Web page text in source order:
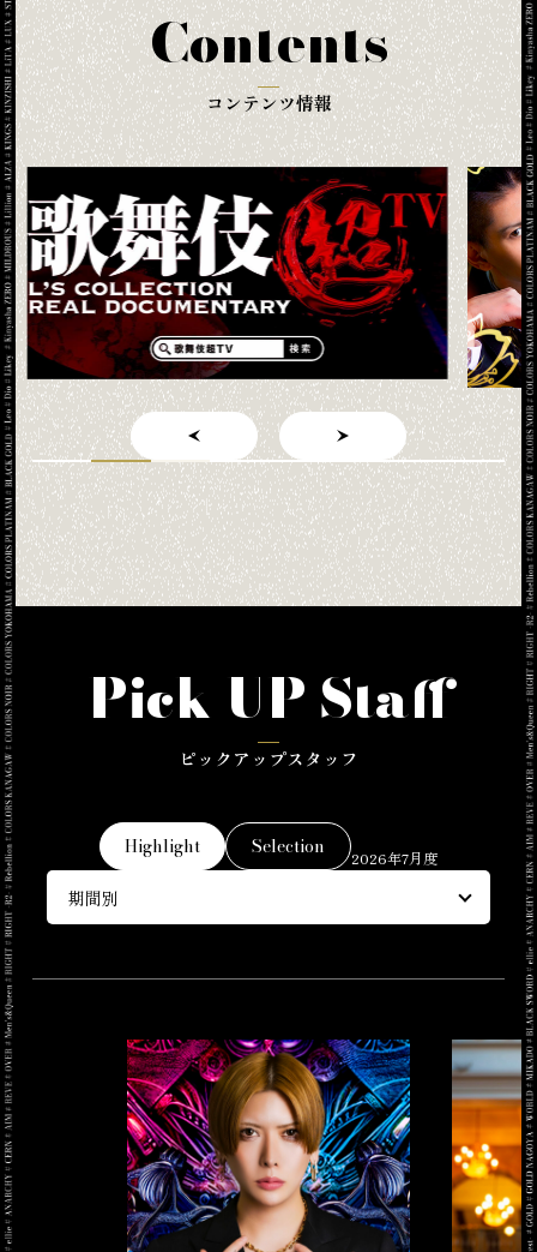
Contents
コンテンツ情報
Pick UP Staff
ピックアップスタッフ
Highlight Selection 2026年7月度